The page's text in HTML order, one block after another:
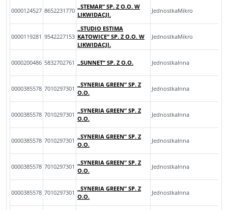
0000124527 8652231770
„STEMAR” SP. Z O.O. W
LIKWIDACJI.
JednostkaMikro
0000119281 9542227153
„STUDIO ESTIMA
KATOWICE” SP. Z O.O. W
LIKWIDACJI.
JednostkaMikro
0000200486 5832702761 „SUNNET” SP. Z O.O. JednostkaInna
0000385578 7010297301
„SYNERIA GREEN” SP. Z
O.O.
JednostkaInna
0000385578 7010297301
„SYNERIA GREEN” SP. Z
O.O.
JednostkaInna
0000385578 7010297301
„SYNERIA GREEN” SP. Z
O.O.
JednostkaInna
0000385578 7010297301
„SYNERIA GREEN” SP. Z
O.O.
JednostkaInna
0000385578 7010297301
„SYNERIA GREEN” SP. Z
O.O.
JednostkaInna